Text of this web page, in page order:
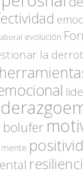
evolución
la